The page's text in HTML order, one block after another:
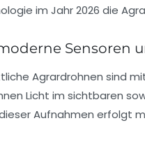
im Jahr 2026 die
Sensoren
Agrardrohnen sind
Licht im sichtbaren
Aufnahmen erfolgt